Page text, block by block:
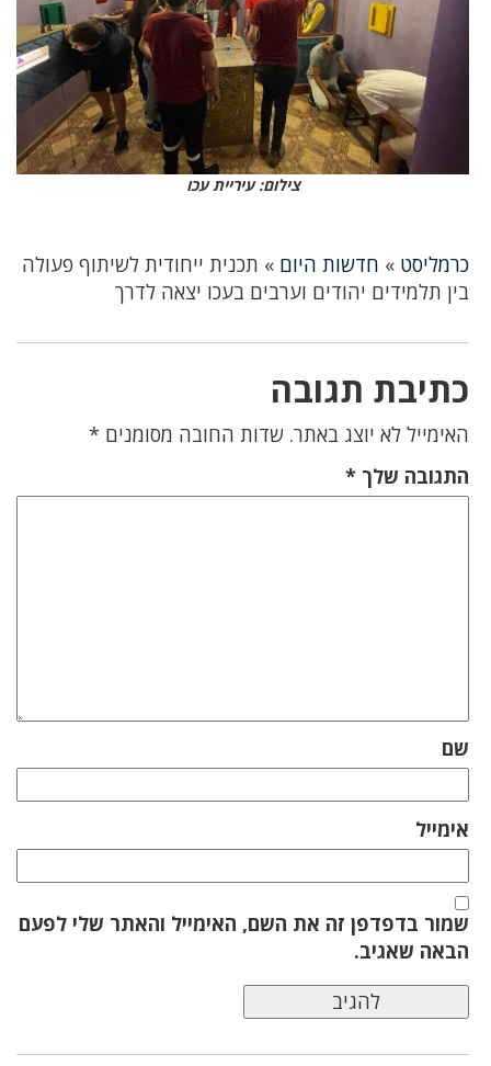
צילום: עיריית עכו
כרמליסט » חדשות היום » תכנית ייחודית לשיתוף פעולה
בין תלמידים יהודים וערבים בעכו יצאה לדרך
כתיבת תגובה
האימייל לא יוצג באתר. שדות החובה מסומנים *
התגובה שלך *
שם
אימייל
שמור בדפדפן זה את השם, האימייל והאתר שלי לפעם
הבאה שאגיב.